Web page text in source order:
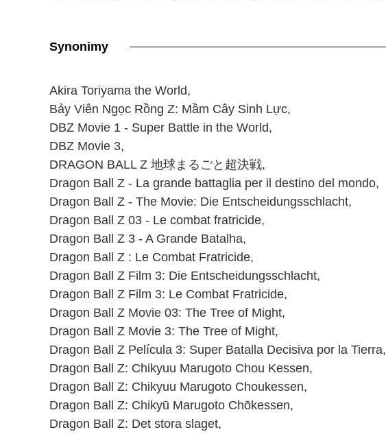
Synonimy
Akira Toriyama the World,
Bảy Viên Ngọc Rồng Z: Mầm Cây Sinh Lực,
DBZ Movie 1 - Super Battle in the World,
DBZ Movie 3,
DRAGON BALL Z 地球まるごと超決戦,
Dragon Ball Z - La grande battaglia per il destino del mondo,
Dragon Ball Z - The Movie: Die Entscheidungsschlacht,
Dragon Ball Z 03 - Le combat fratricide,
Dragon Ball Z 3 - A Grande Batalha,
Dragon Ball Z : Le Combat Fratricide,
Dragon Ball Z Film 3: Die Entscheidungsschlacht,
Dragon Ball Z Film 3: Le Combat Fratricide,
Dragon Ball Z Movie 03: The Tree of Might,
Dragon Ball Z Movie 3: The Tree of Might,
Dragon Ball Z Película 3: Super Batalla Decisiva por la Tierra,
Dragon Ball Z: Chikyuu Marugoto Chou Kessen,
Dragon Ball Z: Chikyuu Marugoto Choukessen,
Dragon Ball Z: Chikyū Marugoto Chōkessen,
Dragon Ball Z: Det stora slaget,